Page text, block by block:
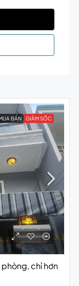
BÁN GIẢM SỐC
phòng, chỉ hơn